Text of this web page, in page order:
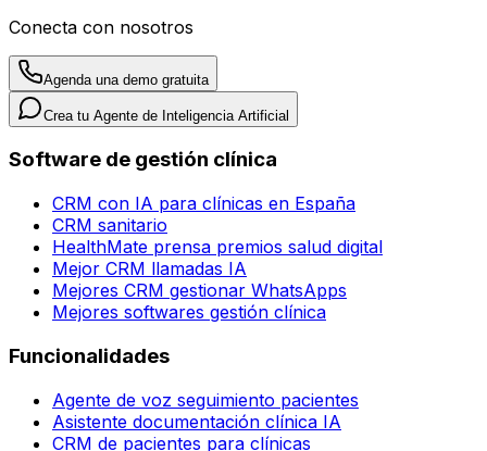
Conecta con nosotros
Agenda una demo gratuita
Crea tu Agente de Inteligencia Artificial
Software de gestión clínica
CRM con IA para clínicas en España
CRM sanitario
HealthMate prensa premios salud digital
Mejor CRM llamadas IA
Mejores CRM gestionar WhatsApps
Mejores softwares gestión clínica
Funcionalidades
Agente de voz seguimiento pacientes
Asistente documentación clínica IA
CRM de pacientes para clínicas